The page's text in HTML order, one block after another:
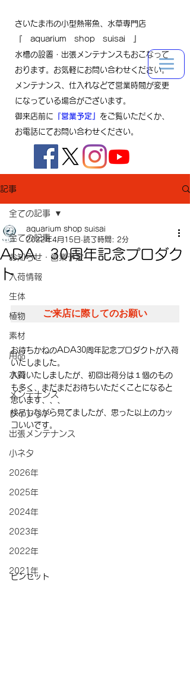
さいたま市の小型熱帯魚、水草専門店
『 aquarium shop suisai 』
水槽の設置・出張メンテナンスもおこなって
おります。お気軽にお問い合わせください。
メンテナンス、仕入れなどで営業時間が変更
になっている場合がございます。
御来店前に 『営業予定』 をご覧いただくか、
お電話にてお問い合わせください。
記事
全ての記事
お知らせ・営業予定
入荷情報
生体
植物
素材
用品
水質
メンテナンス
レイアウト
出張メンテナンス
小ネタ
2026年
2025年
2024年
2023年
2022年
2021年
全ての記事
ADA 30周年記念プロダク
ト
aquarium shop suisai
2022年4月15日 読了時間: 2分
ご来店に際してのお願い
お待ちかねのADA30周年記念プロダクトが入荷
いたしました。
入荷いたしましたが、初回出荷分は１個のもの
も多く、まだまだお待ちいただくことになると
思います、、、
検品しながら見てましたが、思った以上のカッ
コいいです。
ピンセット